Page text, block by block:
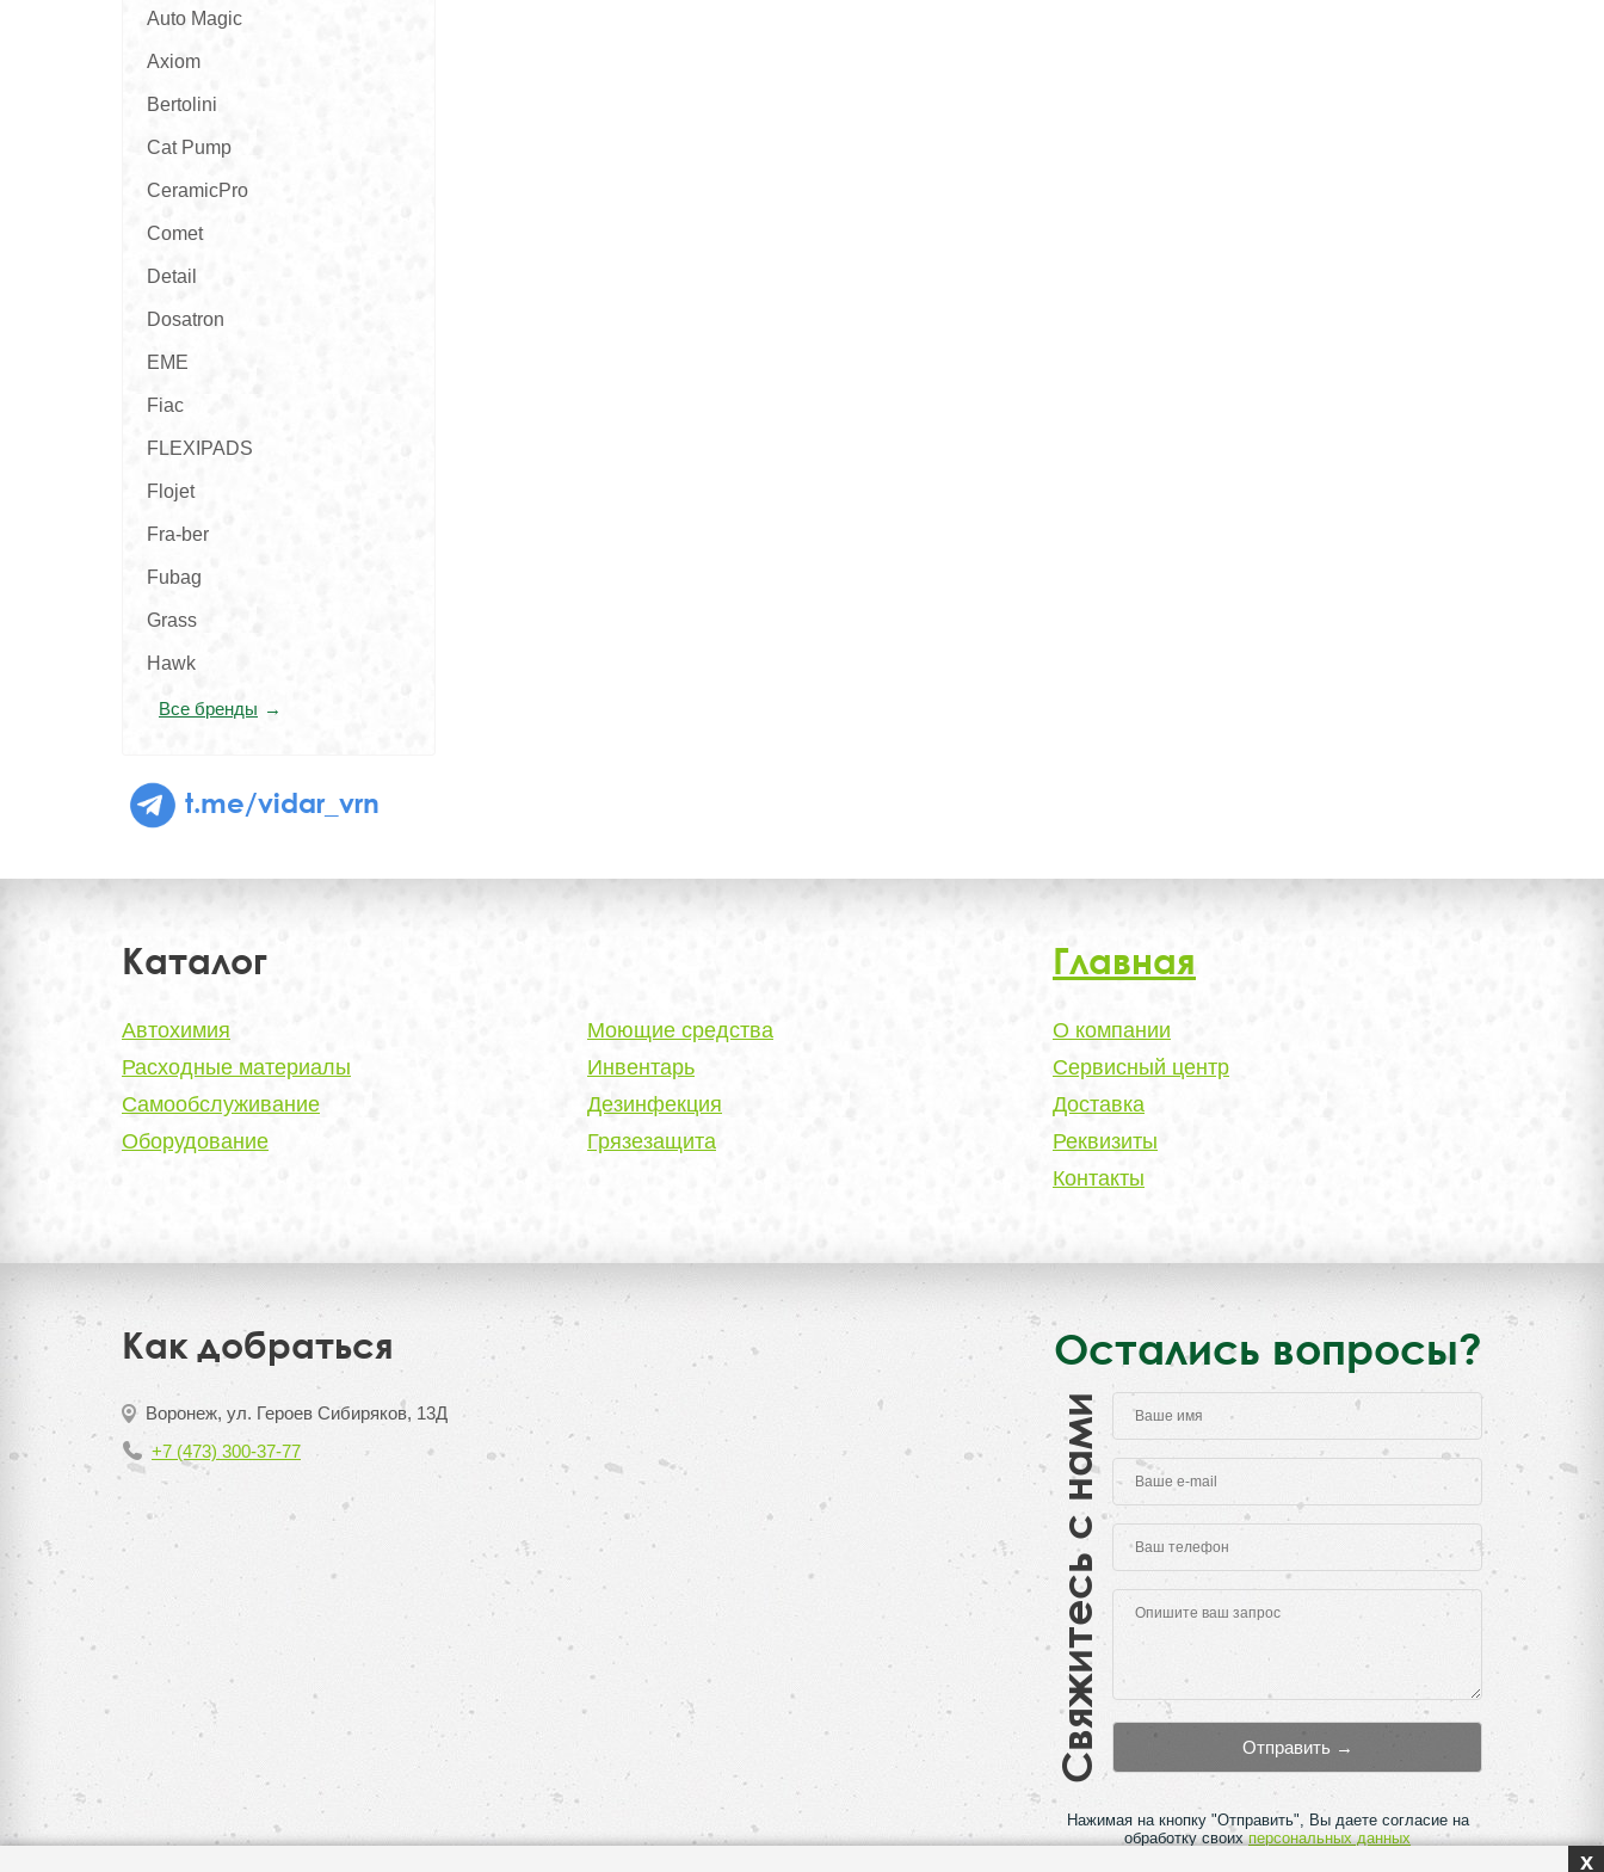
Auto Magic
Axiom
Bertolini
Cat Pump
CeramicPro
Comet
Detail
Dosatron
EME
Fiac
FLEXIPADS
Flojet
Fra-ber
Fubag
Grass
Hawk
Все бренды
t.me/vidar_vrn
Каталог Главная
Автохимия
Расходные материалы
Самообслуживание
Оборудование
Моющие средства
Инвентарь
Дезинфекция
Грязезащита
О компании
Сервисный центр
Доставка
Реквизиты
Контакты
Как добраться
Воронеж, ул. Героев Сибиряков, 13Д
+7 (473) 300-37-77
Остались вопросы?
Свяжитесь с нами
Нажимая на кнопку "Отправить", Вы даете согласие на
обработку своихперсональных данных
x